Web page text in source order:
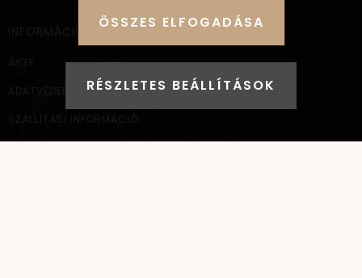
INFORMÁCIÓ
ÁSZF
ADATVÉDELEM
SZÁLLÍTÁSI INFORMÁCIÓ
ÖSSZES ELFOGADÁSA
RÉSZLETES BEÁLLÍTÁSOK